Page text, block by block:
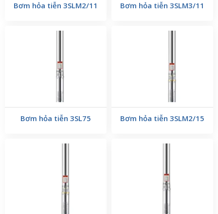
Bơm hỏa tiễn 3SLM2/11 Bơm hỏa tiễn 3SLM3/11
Bơm hỏa tiễn 3SL75 Bơm hỏa tiễn 3SLM2/15